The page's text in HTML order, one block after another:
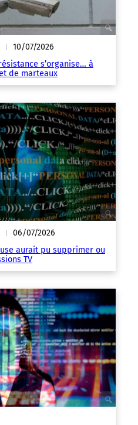
| 10/07/2026
s’organise… à
de marteaux
| 06/07/2026
aurait pu supprimer ou
TV